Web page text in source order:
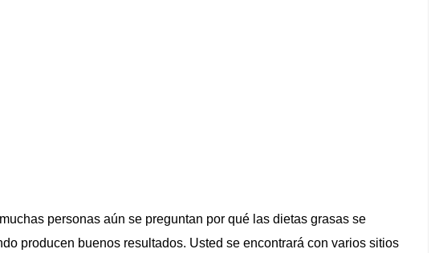
personas aún se preguntan por qué las dietas grasas se
producen buenos resultados. Usted se encontrará con varios sitios